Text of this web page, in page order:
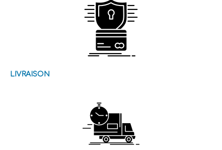
LIVRAISON